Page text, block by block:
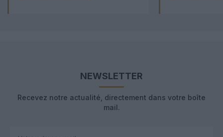
NEWSLETTER
Recevez notre actualité, directement dans votre boîte
mail.